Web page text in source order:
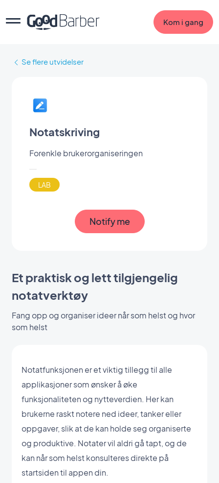
Kom i gang
Se flere utvidelser
Notatskriving
Forenkle brukerorganiseringen
LAB
Notify me
Et praktisk og lett tilgjengelig
notatverktøy
Fang opp og organiser ideer når som helst og hvor
som helst
Notatfunksjonen er et viktig tillegg til alle
applikasjoner som ønsker å øke
funksjonaliteten og nytteverdien. Her kan
brukerne raskt notere ned ideer, tanker eller
oppgaver, slik at de kan holde seg organiserte
og produktive. Notater vil aldri gå tapt, og de
kan når som helst konsulteres direkte på
startsiden til appen din.